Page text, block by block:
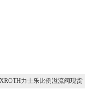
力士乐比例溢流阀现货